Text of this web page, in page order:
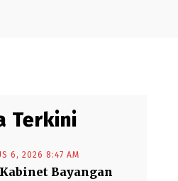
Terkini
6, 2026 8:47 AM
Bayangan